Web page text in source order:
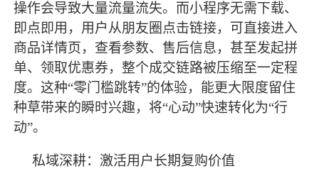
操作会导致大量流量流失。而小程序无需下载、
即点即用，用户从朋友圈点击链接，可直接进入
商品详情页，查看参数、售后信息，甚至发起拼
单、领取优惠券，整个成交链路被压缩至一定程
度。这种“零门槛跳转”的体验，能更大限度留住
种草带来的瞬时兴趣，将“心动”快速转化为“行
动”。
私域深耕：激活用户长期复购价值